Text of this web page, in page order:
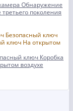
Обнаружение
поколения
ключ Коробка
воздухе